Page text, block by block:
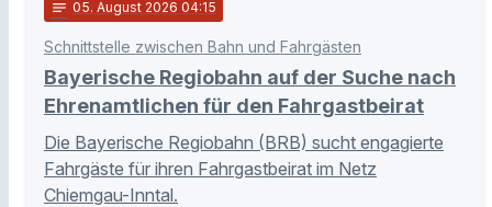
notes 05. August 2026 04:15
Schnittstelle zwischen Bahn und Fahrgästen
Bayerische Regiobahn auf der Suche nach
Ehrenamtlichen für den Fahrgastbeirat
Die Bayerische Regiobahn (BRB) sucht engagierte
Fahrgäste für ihren Fahrgastbeirat im Netz
Chiemgau-Inntal.